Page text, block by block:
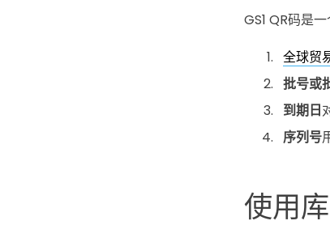
GS1 QR码是
全球贸
批号或
到期日
序列号
使用